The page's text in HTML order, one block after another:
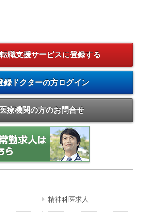
職支援サービスに登録する
録ドクターの方ログイン
医療機関の方のお問合せ
精神科医求人